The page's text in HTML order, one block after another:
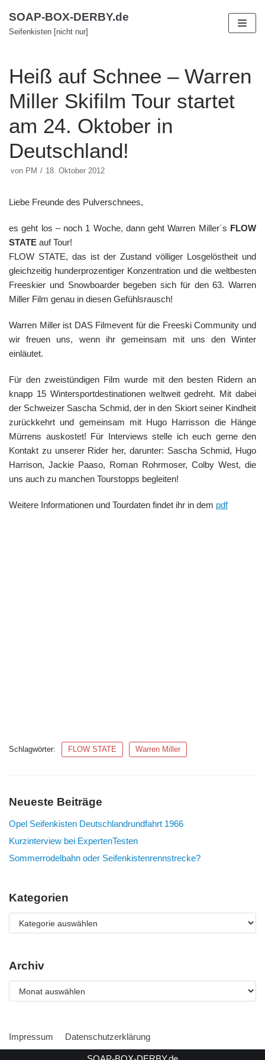
Zum
Inhalt
SOAP-BOX-DERBY.de
Seifenkisten [nicht nur]
Heiß auf Schnee – Warren
Miller Skifilm Tour startet
am 24. Oktober in
Deutschland!
von PM 18. Oktober 2012
Liebe Freunde des Pulverschnees,
es geht los – noch 1 Woche, dann geht Warren Miller´s FLOW
STATE auf Tour!
FLOW STATE, das ist der Zustand völliger Losgelöstheit und
gleichzeitig hunderprozentiger Konzentration und die weltbesten
Freeskier und Snowboarder begeben sich für den 63. Warren
Miller Film genau in diesen Gefühlsrausch!
Warren Miller ist DAS Filmevent für die Freeski Community und
wir freuen uns, wenn ihr gemeinsam mit uns den Winter
einläutet.
Für den zweistündigen Film wurde mit den besten Ridern an
knapp 15 Wintersportdestinationen weltweit gedreht. Mit dabei
der Schweizer Sascha Schmid, der in den Skiort seiner Kindheit
zurückkehrt und gemeinsam mit Hugo Harrisson die Hänge
Mürrens auskostet! Für Interviews stelle ich euch gerne den
Kontakt zu unserer Rider her, darunter: Sascha Schmid, Hugo
Harrison, Jackie Paaso, Roman Rohrmoser, Colby West, die
uns auch zu manchen Tourstopps begleiten!
Weitere Informationen und Tourdaten findet ihr in dem pdf
Schlagwörter: FLOW STATE Warren Miller
Neueste Beiträge
Opel Seifenkisten Deutschlandrundfahrt 1966
Kurzinterview bei ExpertenTesten
Sommerrodelbahn oder Seifenkistenrennstrecke?
Kategorien
Archiv
Impressum Datenschutzerklärung